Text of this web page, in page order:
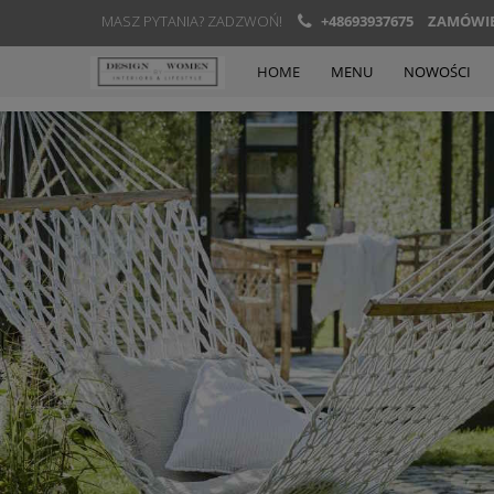
MASZ PYTANIA? ZADZWOŃ! +48693937675
HOME MENU NOWOŚCI